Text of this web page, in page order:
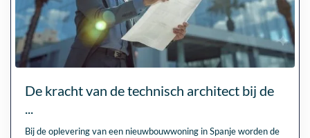
De kracht van de technisch architect bij de
...
Bij de oplevering van een nieuwbouwwoning in Spanje worden de